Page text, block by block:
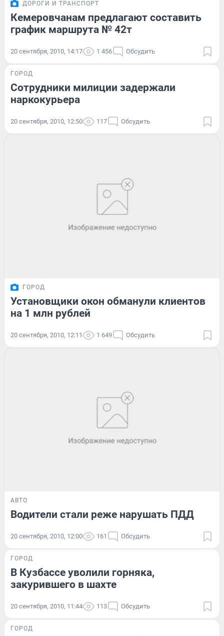
ДОРОГИ И ТРАНСПОРТ
Кемеровчанам предлагают составить
график маршрута № 42т
20 сентября, 2010, 14:17 1 456 Обсудить
ГОРОД
Сотрудники милиции задержали
наркокурьера
20 сентября, 2010, 12:50 117 Обсудить
ГОРОД
Установщики окон обманули клиентов
на 1 млн рублей
20 сентября, 2010, 12:11 1 649 Обсудить
АВТО
Водители стали реже нарушать ПДД
20 сентября, 2010, 12:00 161 Обсудить
ГОРОД
В Кузбассе уволили горняка,
закурившего в шахте
20 сентября, 2010, 11:44 113 Обсудить
ГОРОД